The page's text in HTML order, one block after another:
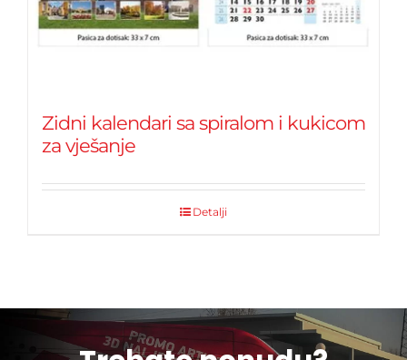
Zidni kalendari sa spiralom i kukicom
za vješanje
Detalji